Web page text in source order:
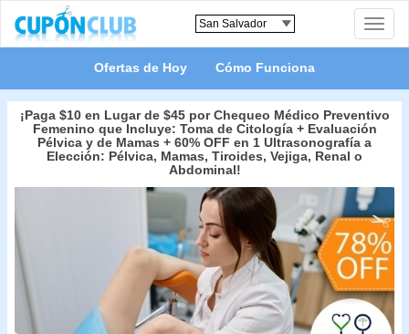
Toggle
Ofertas de Hoy Cómo Funciona
¡Paga $10 en Lugar de $45 por Chequeo Médico Preventivo
Femenino que Incluye: Toma de Citología + Evaluación
Pélvica y de Mamas + 60% OFF en 1 Ultrasonografía a
Elección: Pélvica, Mamas, Tiroides, Vejiga, Renal o
Abdominal!